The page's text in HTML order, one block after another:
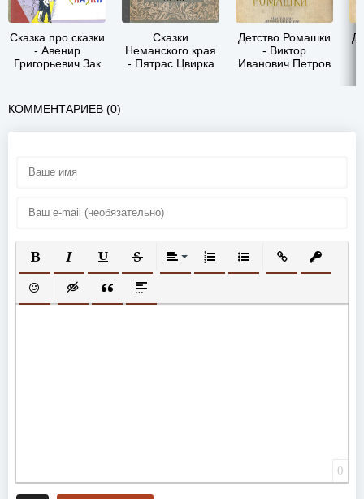
Сказка про сказки
- Авенир
Григорьевич Зак
Сказки
Неманского края
- Пятрас Цвирка
Детство Ромашки
- Виктор
Иванович Петров
КОММЕНТАРИЕВ (0)
ПОЛУЖИРНЫЙ
КУРСИВПОДЧЕРКНУТЫЙ
ЗАЧЕРКНУТЫЙВЫРАВНИВАНИЕ
НУМЕРОВАННЫЙ СПИСОК
МАРКИРОВАННЫЙ
ВСТАВИТЬ
ВСТАВИТЬ СМАЙЛИК
ВСТАВКА СКРЫТОГО ТЕКСТА
ВСТАВКА ЦИТАТЫ
ВСТАВКА СПОЙЛЕРА
0